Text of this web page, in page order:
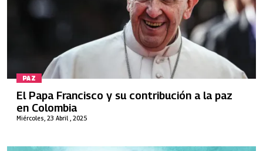
PAZ
Miércoles, 23 Abril , 2025
El Papa Francisco y su contribución a la paz
en Colombia